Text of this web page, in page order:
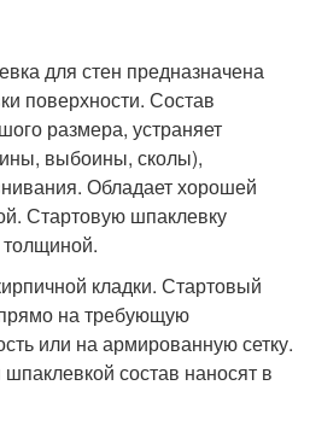
для стен предназначена
поверхности. Состав
размера, устраняет
выбоины, сколы),
Обладает хорошей
Стартовую шпаклевку
кладки. Стартовый
на требующую
или на армированную сетку.
состав наносят в